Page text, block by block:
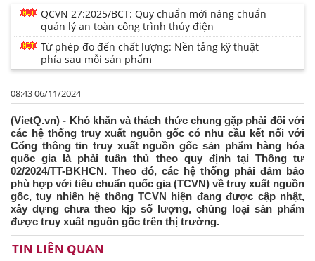
QCVN 27:2025/BCT: Quy chuẩn mới nâng chuẩn
quản lý an toàn công trình thủy điện
Từ phép đo đến chất lượng: Nền tảng kỹ thuật
phía sau mỗi sản phẩm
08:43 06/11/2024
(VietQ.vn) - Khó khăn và thách thức chung gặp phải đối với
các hệ thống truy xuất nguồn gốc có nhu cầu kết nối với
Cổng thông tin truy xuất nguồn gốc sản phẩm hàng hóa
quốc gia là phải tuân thủ theo quy định tại Thông tư
02/2024/TT-BKHCN. Theo đó, các hệ thống phải đảm bảo
phù hợp với tiêu chuẩn quốc gia (TCVN) về truy xuất nguồn
gốc, tuy nhiên hệ thống TCVN hiện đang được cập nhật,
xây dựng chưa theo kịp số lượng, chủng loại sản phẩm
được truy xuất nguồn gốc trên thị trường.
TIN LIÊN QUAN